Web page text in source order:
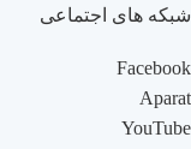
شبکه های اجتماعی
Facebook
Aparat
YouTube